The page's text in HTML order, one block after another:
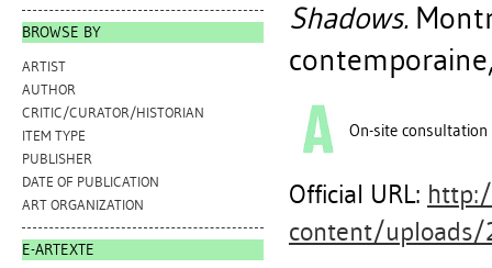
BROWSE BY
ARTIST
AUTHOR
CRITIC/CURATOR/HISTORIAN
ITEM TYPE
PUBLISHER
DATE OF PUBLICATION
ART ORGANIZATION
E-ARTEXTE
Shadows.
On-site consultation
Official URL:
content/uploads/